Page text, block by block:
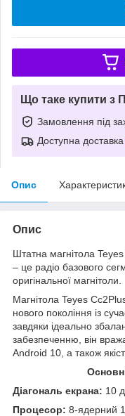
Що таке купити з
Замовлення під
Доступна доставка
Опис
Опис
Штатна магнітола
– це радіо базового
оригінальної магнітоли.
Магнітола Teyes
нового покоління із
завдяки ідеально
забезпеченню, він
Android 10, а також
Діагональ екрана: 10
Процесор: 8-ядерний